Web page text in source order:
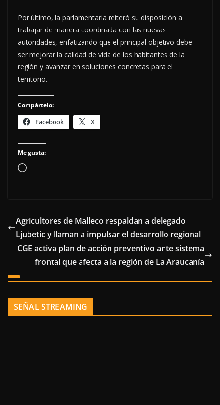
Por último, la parlamentaria reiteró su disposición a
trabajar de manera coordinada con las nuevas
autoridades, enfatizando que el principal objetivo debe
ser mejorar la calidad de vida de los habitantes de la
región y avanzar en soluciones concretas para el
territorio.
Compártelo:
Facebook X
Me gusta:
Cargando...
Agricultores de Malleco respaldan a delegado
Ljubetic y llaman a impulsar el desarrollo regional
CGE activa plan de acción preventivo ante sistema
frontal que afecta a la región de La Araucanía
SEÑAL STREAMING